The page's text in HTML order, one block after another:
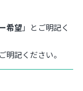
希望」とご明記く
記ください。